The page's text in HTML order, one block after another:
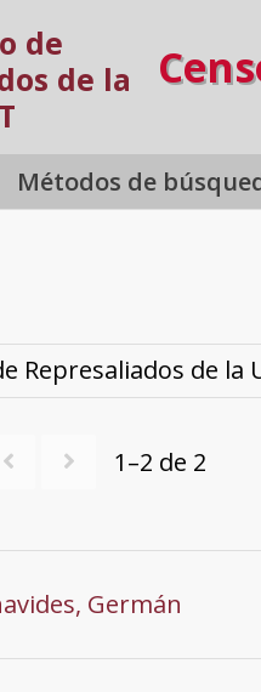
Métodos de
Represaliados de la
1–2 de 2
Germán